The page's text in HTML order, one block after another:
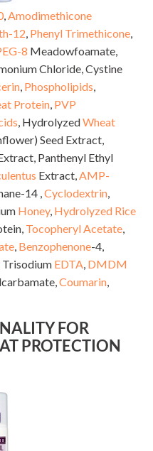
Amodimethicone
12 Phenyl Trimethicone
8 Meadowfoamate,
Chloride, Cystine
Phospholipids
Protein PVP
, HydrolyzedWheat
Seed Extract,
Panthenyl Ethyl
Extract, AMP-
14 , Cyclodextrin
Honey, Hydrolyzed Rice
Tocopheryl Acetate
Benzophenone-4,
Trisodium EDTA DMDM
Coumarin
FOR
PROTECTION